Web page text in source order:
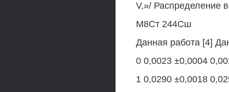
V,»/ Распределение
М8Ст 244Сш
Данная работа [4]
0 0,0023 ±0,0004
1 0,0290 ±0,0018